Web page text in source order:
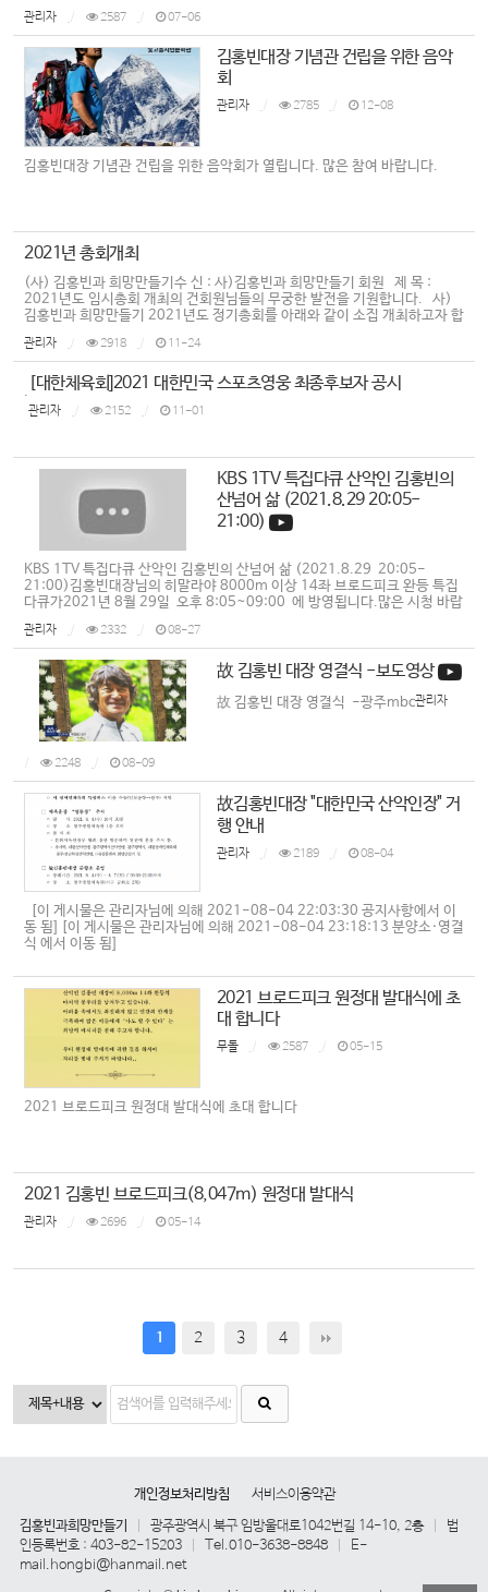
계연도 감사보고서 승인의 건나. 2022회계 . . .
관리자 2587 07-06
김홍빈대장 기념관 건립을 위한 음악
회
김홍빈대장 기념관 건립을 위한 음악회가 열립니다. 많은 참여 바랍니다.
관리자 2785 12-08
2021년 총회개최
(사) 김홍빈과 희망만들기수 신 : 사)김홍빈과 희망만들기 회원 제 목 :
2021년도 임시총회 개최의 건회원님들의 무궁한 발전을 기원합니다. 사)
김홍빈과 희망만들기 2021년도 정기총회를 아래와 같이 소집 개최하고자 합
관리자 2918 11-24
[대한체육회]2021 대한민국 스포츠영웅 최종후보자 공시
.
관리자 2152 11-01
KBS 1TV 특집다큐 산악인 김홍빈의
산넘어 삶 (2021.8.29 20:05-
21:00)
KBS 1TV 특집다큐 산악인 김홍빈의 산넘어 삶 (2021.8.29 20:05-
21:00)김홍빈대장님의 히말라야 8000m 이상 14좌 브로드피크 완등 특집
다큐가2021년 8월 29일 오후 8:05~09:00 에 방영됩니다.많은 시청 바랍
관리자 2332 08-27
故 김홍빈 대장 영결식 -보도영상
故 김홍빈 대장 영결식 -광주mbc관리자
2248 08-09
故김홍빈대장 "대한민국 산악인장" 거
행 안내
[이 게시물은 관리자님에 의해 2021-08-04 22:03:30 공지사항에서 이
동 됨] [이 게시물은 관리자님에 의해 2021-08-04 23:18:13 분양소·영결
식 에서 이동 됨]
관리자 2189 08-04
2021 브로드피크 원정대 발대식에 초
대 합니다
2021 브로드피크 원정대 발대식에 초대 합니다
무돌 2587 05-15
2021 김홍빈 브로드피크(8,047m) 원정대 발대식
관리자 2696 05-14
1 2 3 4
개인정보처리방침
서비스이용약관
김홍빈과희망만들기
광주광역시 북구 임방울대로1042번길 14-10, 2층
법
인등록번호 : 403-82-15203
Tel.010-3638-8848
E-
mail.hongbi@hanmail.net